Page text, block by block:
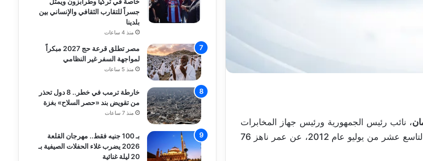
، نائب رئيس الجمهورية ورئيس جهاز المخابرات
العامة الأسبق، إلى الأضواء. رحل سليمان عن عالمنا في التاسع عشر من يوليو عام 2012، عن عمر ناهز 76
جسراً للتقارب الثقافي والإنساني بين
بلدينا
منذ 4 ساعات
مصر تطلق قرعة حج 2027 مبكراً
لمواجهة السفر غير النظامي
منذ 5 ساعات
خارطة ترمب في خطر.. 8 دول تحذر
من تقويض بند «حصر السلاح» بغزة
منذ 7 ساعات
بـ 100 جنيه فقط.. مهرجان القلعة
2026 يضرب غلاء الحفلات الصيفية بـ
20 ليلة غنائية